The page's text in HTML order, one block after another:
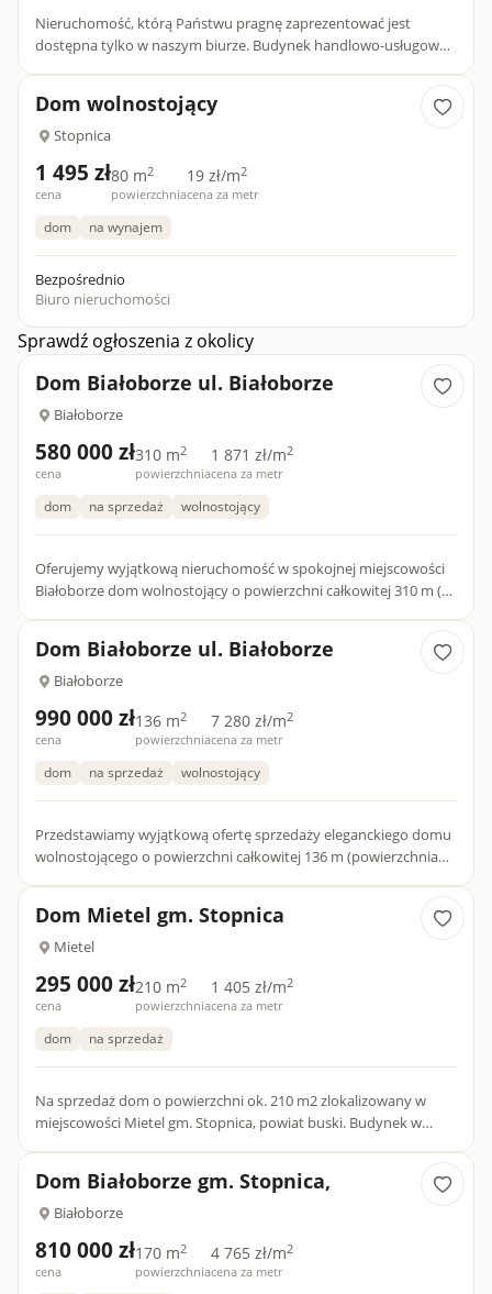
Nieruchomość, którą Państwu pragnę zaprezentować jest
dostępna tylko w naszym biurze. Budynek handlowo-usługowo-
Dom wolnostojący
Stopnica
1 495 zł
cena
80 m2
powierzchnia
19 zł/m2
cena za metr
dom na wynajem
Bezpośrednio
Biuro nieruchomości
Sprawdź ogłoszenia z okolicy
Dom Białoborze ul. Białoborze
Białoborze
580 000 zł
cena
310 m2
powierzchnia
1 871 zł/m2
cena za metr
dom na sprzedaż wolnostojący
Oferujemy wyjątkową nieruchomość w spokojnej miejscowości
Białoborze dom wolnostojący o powierzchni całkowitej 310 m (w
Dom Białoborze ul. Białoborze
Białoborze
990 000 zł
cena
136 m2
powierzchnia
7 280 zł/m2
cena za metr
dom na sprzedaż wolnostojący
Przedstawiamy wyjątkową ofertę sprzedaży eleganckiego domu
wolnostojącego o powierzchni całkowitej 136 m (powierzchnia
Dom Mietel gm. Stopnica
Mietel
295 000 zł
cena
210 m2
powierzchnia
1 405 zł/m2
cena za metr
dom na sprzedaż
Na sprzedaż dom o powierzchni ok. 210 m2 zlokalizowany w
miejscowości Mietel gm. Stopnica, powiat buski. Budynek w
Dom Białoborze gm. Stopnica,
Białoborze
810 000 zł
cena
170 m2
powierzchnia
4 765 zł/m2
cena za metr